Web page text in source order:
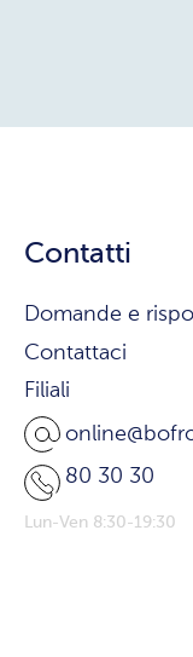
Contatti
Domande e
Contattaci
Filiali
80 30 30
Lun-Ven 8:30-19:30